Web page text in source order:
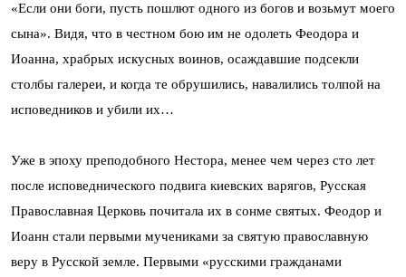
«Если они боги, пусть пошлют одного из богов и возьмут моего
сына». Видя, что в честном бою им не одолеть Феодора и
Иоанна, храбрых искусных воинов, осаждавшие подсекли
столбы галереи, и когда те обрушились, навалились толпой на
исповедников и убили их…
Уже в эпоху преподобного Нестора, менее чем через сто лет
после исповеднического подвига киевских варягов, Русская
Православная Церковь почитала их в сонме святых. Феодор и
Иоанн стали первыми мучениками за святую православную
веру в Русской земле. Первыми «русскими гражданами